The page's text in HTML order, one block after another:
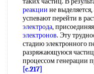
реакции не
успевают перейти в
электрода,
электронов. Эту
стадию электронного
разряжающуюся
процессом генерации
[c.217]